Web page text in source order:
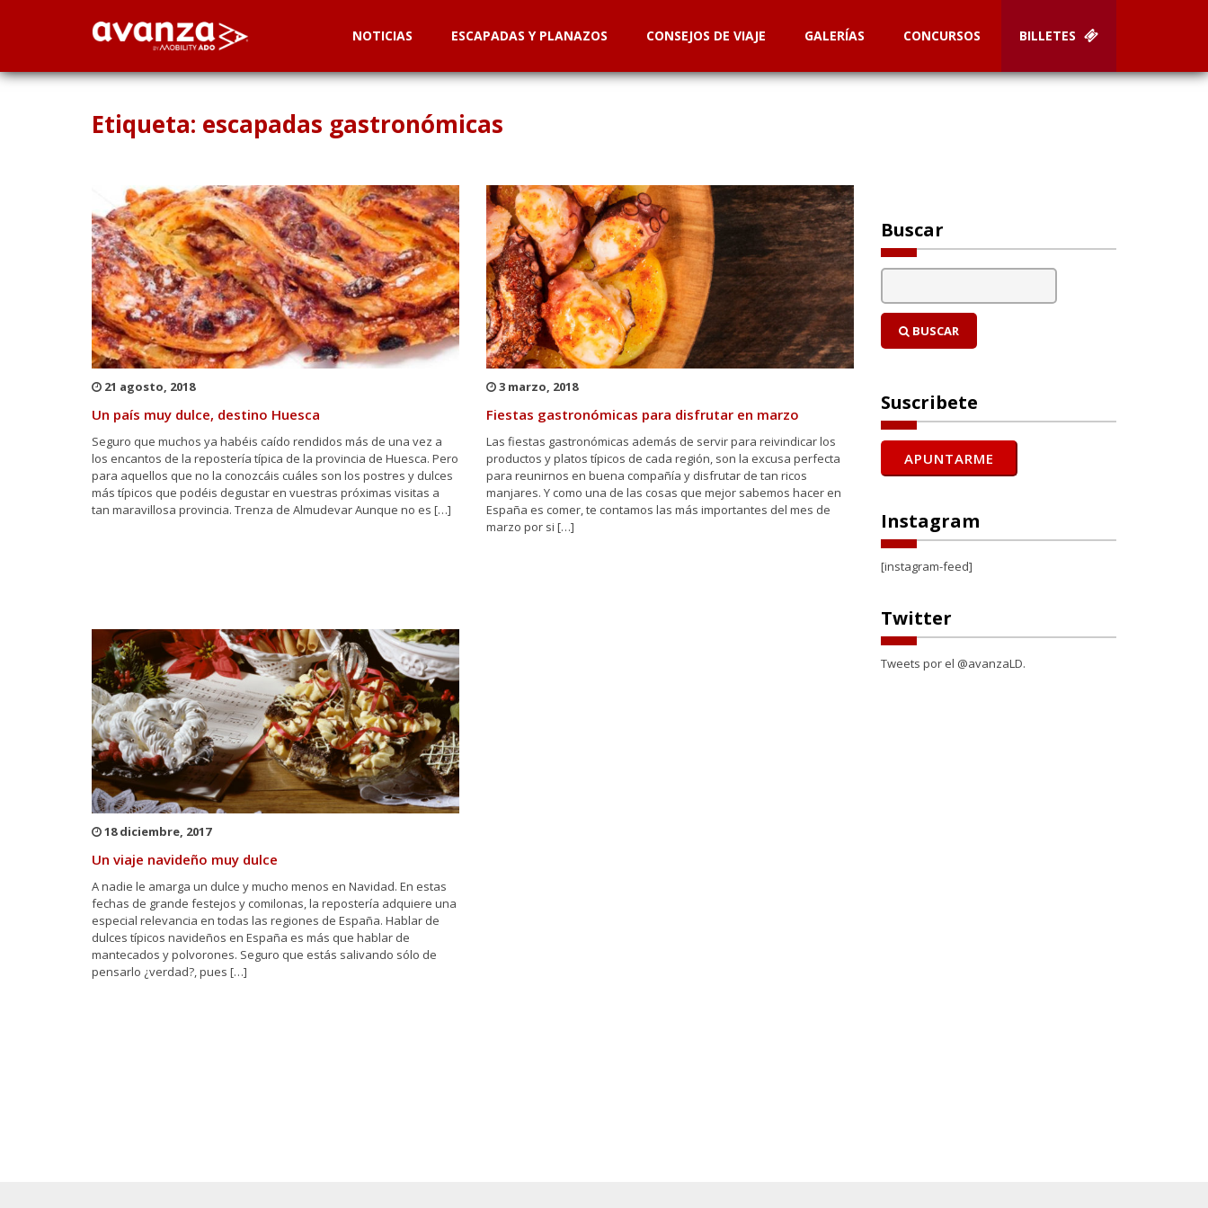
NOTICIAS ESCAPADAS Y PLANAZOS CONSEJOS DE VIAJE GALERÍAS CONCURSOS BILLETES
Etiqueta: escapadas gastronómicas
21 agosto, 2018
Un país muy dulce, destino Huesca
Seguro que muchos ya habéis caído rendidos más de una vez a
los encantos de la repostería típica de la provincia de Huesca. Pero
para aquellos que no la conozcáis cuáles son los postres y dulces
más típicos que podéis degustar en vuestras próximas visitas a
tan maravillosa provincia. Trenza de Almudevar Aunque no es […]
3 marzo, 2018
Fiestas gastronómicas para disfrutar en marzo
Las fiestas gastronómicas además de servir para reivindicar los
productos y platos típicos de cada región, son la excusa perfecta
para reunirnos en buena compañía y disfrutar de tan ricos
manjares. Y como una de las cosas que mejor sabemos hacer en
España es comer, te contamos las más importantes del mes de
marzo por si […]
18 diciembre, 2017
Un viaje navideño muy dulce
A nadie le amarga un dulce y mucho menos en Navidad. En estas
fechas de grande festejos y comilonas, la repostería adquiere una
especial relevancia en todas las regiones de España. Hablar de
dulces típicos navideños en España es más que hablar de
mantecados y polvorones. Seguro que estás salivando sólo de
pensarlo ¿verdad?, pues […]
Buscar
BUSCAR
Suscribete
Instagram
[instagram-feed]
Twitter
Tweets por el @avanzaLD.